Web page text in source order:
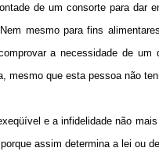
de um consorte para dar
mesmo para fins
a necessidade de
mesmo que esta pessoa não
e a infidelidade não
assim determina a lei ou